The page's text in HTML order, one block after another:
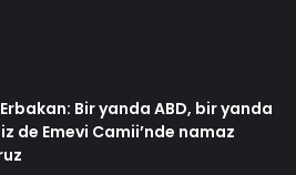
Bir yanda ABD, bir yanda
de Emevi Camii’nde namaz